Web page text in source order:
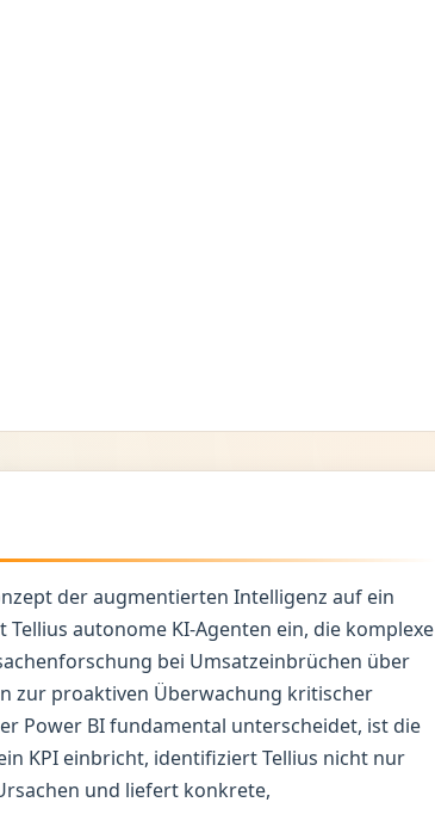
der augmentierten Intelligenz auf ein
autonome KI-Agenten ein, die komplexe
bei Umsatzeinbrüchen über
zur proaktiven Überwachung kritischer
Power BI fundamental unterscheidet, ist die
KPI einbricht, identifiziert Tellius nicht nur
und liefert konkrete,